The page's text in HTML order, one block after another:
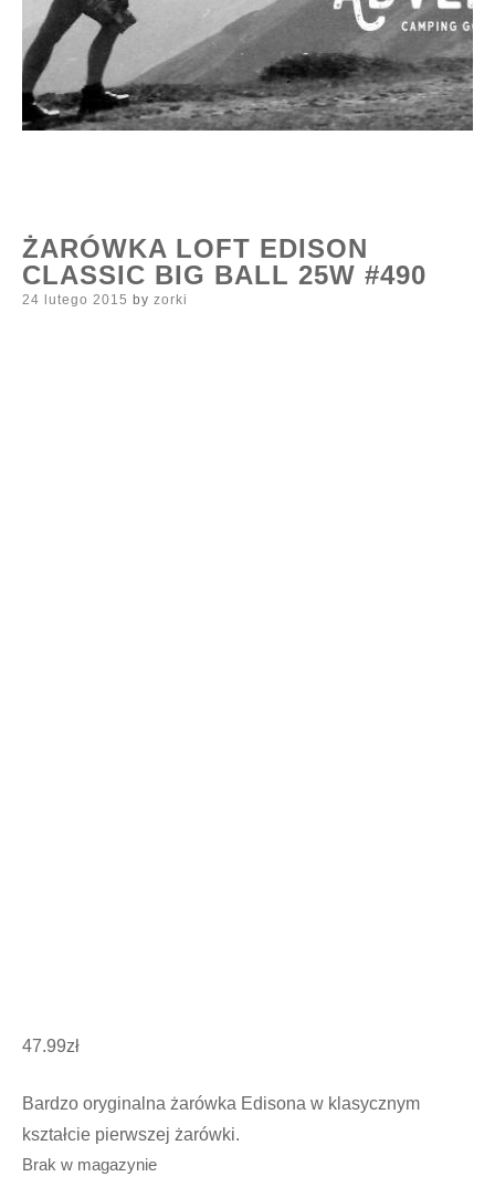
ŻARÓWKA LOFT EDISON
CLASSIC BIG BALL 25W #490
Posted
24 lutego 2015 by zorki
47.99zł
Bardzo oryginalna żarówka Edisona w klasycznym
kształcie pierwszej żarówki.
Brak w magazynie